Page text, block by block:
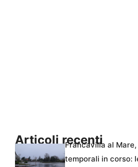
Articoli recenti
Francavilla al
temporali in corso: